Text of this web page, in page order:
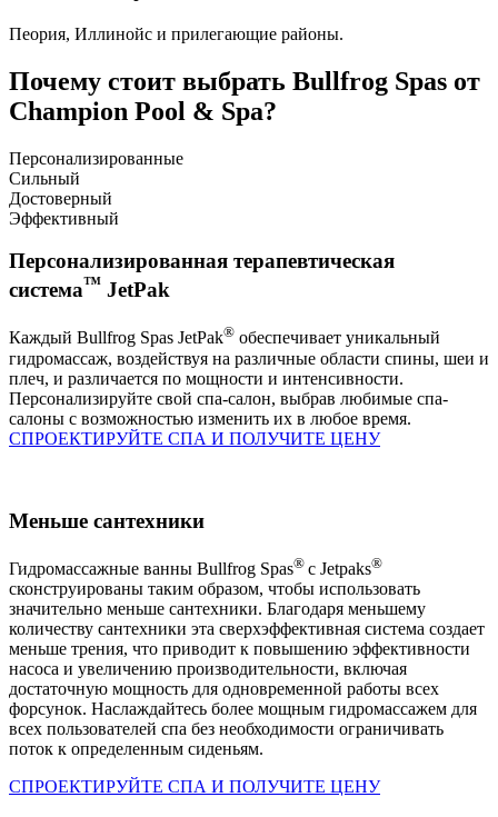
Пеория, Иллинойс и прилегающие районы.
Почему стоит выбрать Bullfrog Spas от
Champion Pool & Spa?
Персонализированные
Сильный
Достоверный
Эффективный
Персонализированная терапевтическая
система™ JetPak
Каждый Bullfrog Spas JetPak® обеспечивает уникальный
гидромассаж, воздействуя на различные области спины, шеи и
плеч, и различается по мощности и интенсивности.
Персонализируйте свой спа-салон, выбрав любимые спа-
салоны с возможностью изменить их в любое время.
СПРОЕКТИРУЙТЕ СПА И ПОЛУЧИТЕ ЦЕНУ
Меньше сантехники
Гидромассажные ванны Bullfrog Spas® с Jetpaks®
сконструированы таким образом, чтобы использовать
значительно меньше сантехники. Благодаря меньшему
количеству сантехники эта сверхэффективная система создает
меньше трения, что приводит к повышению эффективности
насоса и увеличению производительности, включая
достаточную мощность для одновременной работы всех
форсунок. Наслаждайтесь более мощным гидромассажем для
всех пользователей спа без необходимости ограничивать
поток к определенным сиденьям.
СПРОЕКТИРУЙТЕ СПА И ПОЛУЧИТЕ ЦЕНУ